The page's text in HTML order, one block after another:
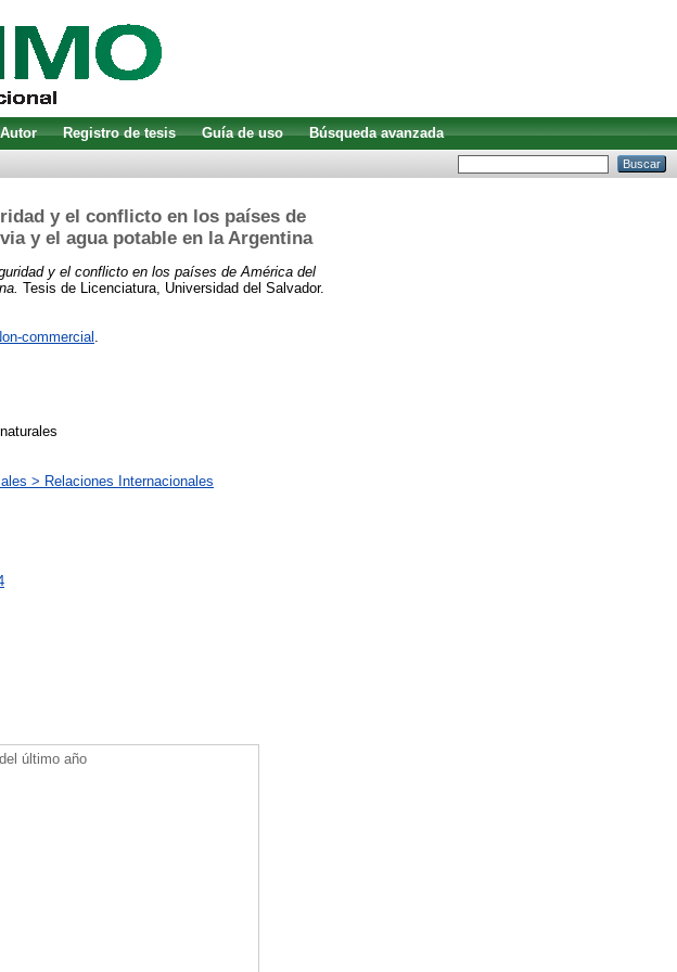
Registro de tesis Guía de uso
Búsqueda avanzada
y el conflicto en los países de
y el agua potable en la Argentina
y el conflicto en los países de América del
Tesis de Licenciatura, Universidad del Salvador.
commercial .
> Relaciones Internacionales
último año